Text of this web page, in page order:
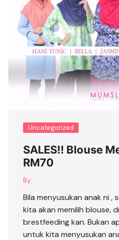
Uncategorized
SALES!! Blouse
RM70
By:
Bila menyusukan anak ni ,
kita akan memilih blouse,
brestfeeding kan. Bukan
untuk kita menyusukan